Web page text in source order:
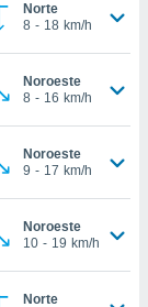
Norte
8 - 18 km/h
Noroeste
8 - 16 km/h
Noroeste
9 - 17 km/h
Noroeste
10 - 19 km/h
Norte